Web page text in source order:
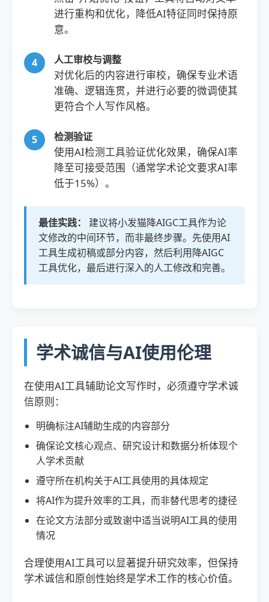
进行重构和优化，降低AI特征同时保持原
意。
人工审校与调整
对优化后的内容进行审校，确保专业术语
准确、逻辑连贯，并进行必要的微调使其
更符合个人写作风格。
检测验证
使用AI检测工具验证优化效果，确保AI率
降至可接受范围（通常学术论文要求AI率
低于15%）。
最佳实践：
建议将小发猫降AIGC工具作为论
文修改的中间环节，而非最终步骤。先使用AI
工具生成初稿或部分内容，然后利用降AIGC
工具优化，最后进行深入的人工修改和完善。
学术诚信与AI使用伦理
在使用AI工具辅助论文写作时，必须遵守学术诚
信原则：
明确标注AI辅助生成的内容部分
确保论文核心观点、研究设计和数据分析体现个
人学术贡献
遵守所在机构关于AI工具使用的具体规定
将AI作为提升效率的工具，而非替代思考的捷径
在论文方法部分或致谢中适当说明AI工具的使用
情况
合理使用AI工具可以显著提升研究效率，但保持
学术诚信和原创性始终是学术工作的核心价值。